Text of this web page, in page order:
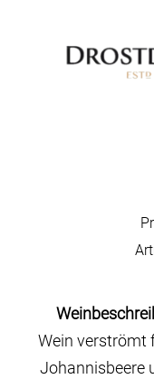
Wein verströmt
Johannisbeere